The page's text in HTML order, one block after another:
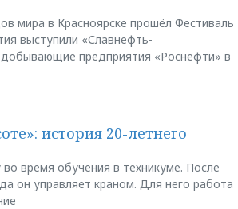
мира в Красноярске прошёл Фестиваль
выступили «Славнефть-
предприятия «Роснефти» в
история 20-летнего
время обучения в техникуме. После
он управляет краном. Для него работа